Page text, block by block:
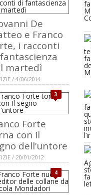
De
e Franco
i racconti
martedì
/ 4/06/2014
3
Forte
con Il
dell'untore
/ 20/01/2012
4